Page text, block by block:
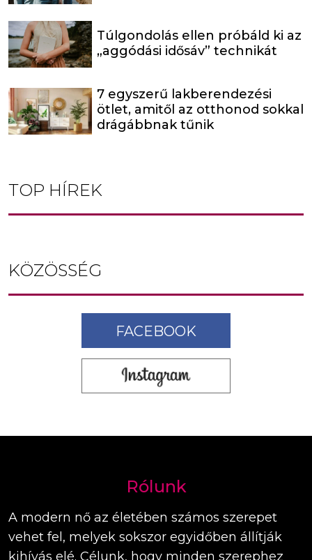
Túlgondolás ellen próbáld ki az
„aggódási idősáv” technikát
7 egyszerű lakberendezési
ötlet, amitől az otthonod sokkal
drágábbnak tűnik
TOP HÍREK
KÖZÖSSÉG
FACEBOOK
Rólunk
A modern nő az életében számos szerepet
vehet fel, melyek sokszor egyidőben állítják
kihívás elé. Célunk, hogy minden szerephez